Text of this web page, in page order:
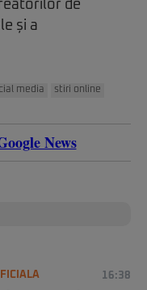
de
și a
media stiri online
News
16:38